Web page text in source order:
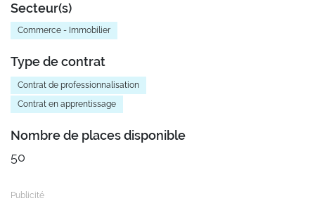
Secteur(s)
Commerce - Immobilier
Type de contrat
Contrat de professionnalisation
Contrat en apprentissage
Nombre de places disponible
50